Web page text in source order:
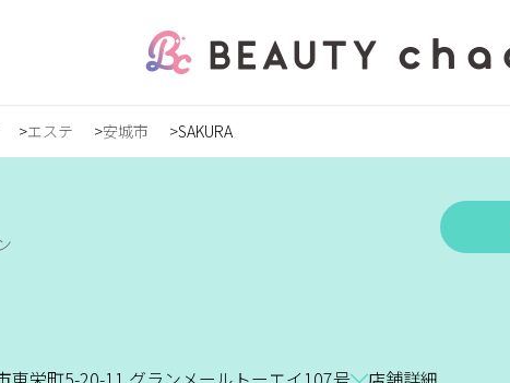
じめてご利用の方
エステ
エステ 安城市 SAKURA